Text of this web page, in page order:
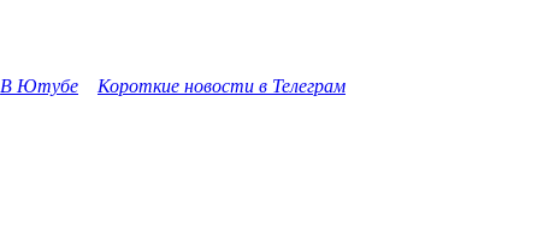
В Ютубе Короткие новости в Телеграм